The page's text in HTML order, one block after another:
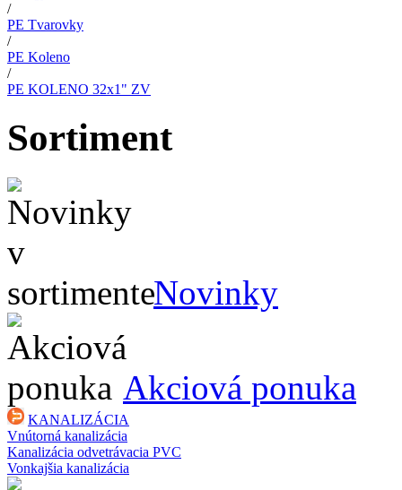
/
PE Tvarovky
/
PE Koleno
/
PE KOLENO 32x1" ZV
Sortiment
Novinky
Akciová ponuka
KANALIZÁCIA
Vnútorná kanalizácia
Kanalizácia odvetrávacia PVC
Vonkajšia kanalizácia